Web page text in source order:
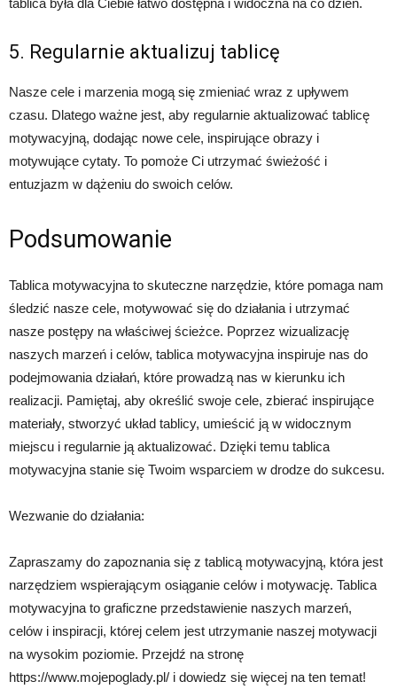
tablica była dla Ciebie łatwo dostępna i widoczna na co dzień.
5. Regularnie aktualizuj tablicę
Nasze cele i marzenia mogą się zmieniać wraz z upływem
czasu. Dlatego ważne jest, aby regularnie aktualizować tablicę
motywacyjną, dodając nowe cele, inspirujące obrazy i
motywujące cytaty. To pomoże Ci utrzymać świeżość i
entuzjazm w dążeniu do swoich celów.
Podsumowanie
Tablica motywacyjna to skuteczne narzędzie, które pomaga nam
śledzić nasze cele, motywować się do działania i utrzymać
nasze postępy na właściwej ścieżce. Poprzez wizualizację
naszych marzeń i celów, tablica motywacyjna inspiruje nas do
podejmowania działań, które prowadzą nas w kierunku ich
realizacji. Pamiętaj, aby określić swoje cele, zbierać inspirujące
materiały, stworzyć układ tablicy, umieścić ją w widocznym
miejscu i regularnie ją aktualizować. Dzięki temu tablica
motywacyjna stanie się Twoim wsparciem w drodze do sukcesu.
Wezwanie do działania:
Zapraszamy do zapoznania się z tablicą motywacyjną, która jest
narzędziem wspierającym osiąganie celów i motywację. Tablica
motywacyjna to graficzne przedstawienie naszych marzeń,
celów i inspiracji, której celem jest utrzymanie naszej motywacji
na wysokim poziomie. Przejdź na stronę
https://www.mojepoglady.pl/ i dowiedz się więcej na ten temat!